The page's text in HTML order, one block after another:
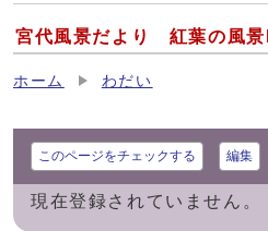
宮代風景だより 紅葉の風景
ホーム わだい
このページをチェックする 編集
現在登録されていません。